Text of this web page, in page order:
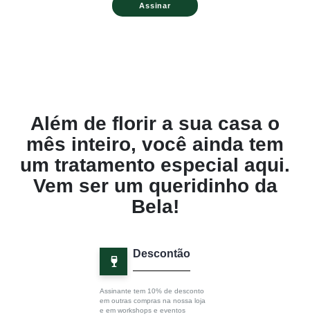
Assinar
Além de florir a sua casa o
mês inteiro, você ainda tem
um tratamento especial aqui.
Vem ser um queridinho da
Bela!
Descontão
Assinante tem 10% de desconto
em outras compras na nossa loja
e em workshops e eventos